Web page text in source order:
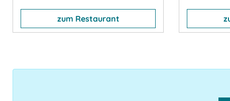
zum Restaurant